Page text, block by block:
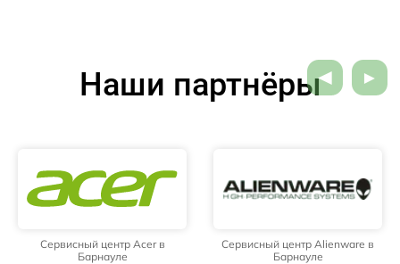
Наши партнёры
Сервисный центр Acer в
Барнауле
Сервисный центр Alienware в
Барнауле